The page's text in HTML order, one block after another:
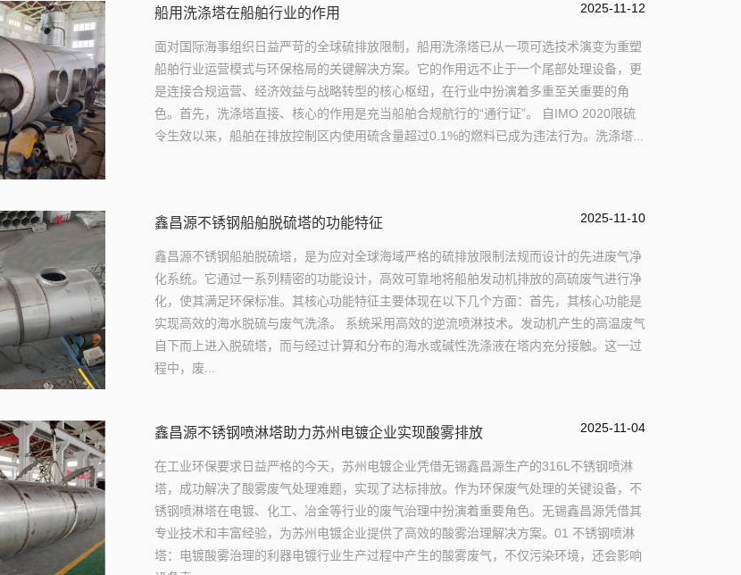
船用洗涤塔在船舶行业的作用 2025-11-12
面对国际海事组织日益严苛的全球硫排放限制，船用洗涤塔已从一项可选技术演变为重塑
船舶行业运营模式与环保格局的关键解决方案。它的作用远不止于一个尾部处理设备，更
是连接合规运营、经济效益与战略转型的核心枢纽，在行业中扮演着多重至关重要的角
色。首先，洗涤塔直接、核心的作用是充当船舶合规航行的“通行证”。 自IMO 2020限硫
令生效以来，船舶在排放控制区内使用硫含量超过0.1%的燃料已成为违法行为。洗涤塔...
鑫昌源不锈钢船舶脱硫塔的功能特征 2025-11-10
鑫昌源不锈钢船舶脱硫塔，是为应对全球海域严格的硫排放限制法规而设计的先进废气净
化系统。它通过一系列精密的功能设计，高效可靠地将船舶发动机排放的高硫废气进行净
化，使其满足环保标准。其核心功能特征主要体现在以下几个方面：首先，其核心功能是
实现高效的海水脱硫与废气洗涤。 系统采用高效的逆流喷淋技术。发动机产生的高温废气
自下而上进入脱硫塔，而与经过计算和分布的海水或碱性洗涤液在塔内充分接触。这一过
程中，废...
鑫昌源不锈钢喷淋塔助力苏州电镀企业实现酸雾排放 2025-11-04
在工业环保要求日益严格的今天，苏州电镀企业凭借无锡鑫昌源生产的316L不锈钢喷淋
塔，成功解决了酸雾废气处理难题，实现了达标排放。作为环保废气处理的关键设备，不
锈钢喷淋塔在电镀、化工、冶金等行业的废气治理中扮演着重要角色。无锡鑫昌源凭借其
专业技术和丰富经验，为苏州电镀企业提供了高效的酸雾治理解决方案。01 不锈钢喷淋
塔：电镀酸雾治理的利器电镀行业生产过程中产生的酸雾废气，不仅污染环境，还会影响